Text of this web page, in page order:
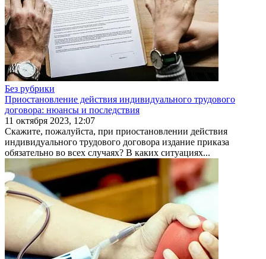
Без рубрики
Приостановление действия индивидуального трудового
договора: нюансы и последствия
11 октября 2023, 12:07
Скажите, пожалуйста, при приостановлении действия
индивидуального трудового договора издание приказа
обязательно во всех случаях? В каких ситуациях...